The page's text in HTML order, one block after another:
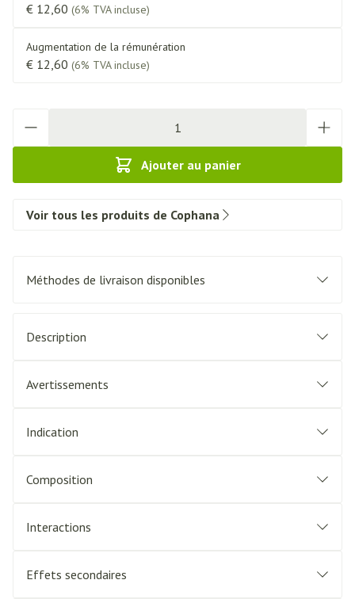
€ 12,60 (6% TVA incluse)
Augmentation de la rémunération
€ 12,60 (6% TVA incluse)
Ajouter au panier
Voir tous les produits de Cophana
Méthodes de livraison disponibles
Description
Avertissements
Indication
Composition
Interactions
Effets secondaires